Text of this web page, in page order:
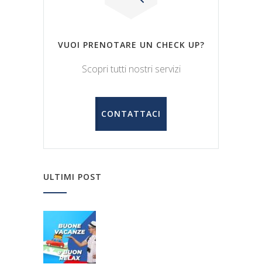
VUOI PRENOTARE UN CHECK UP?
Scopri tutti nostri servizi
CONTATTACI
ULTIMI POST